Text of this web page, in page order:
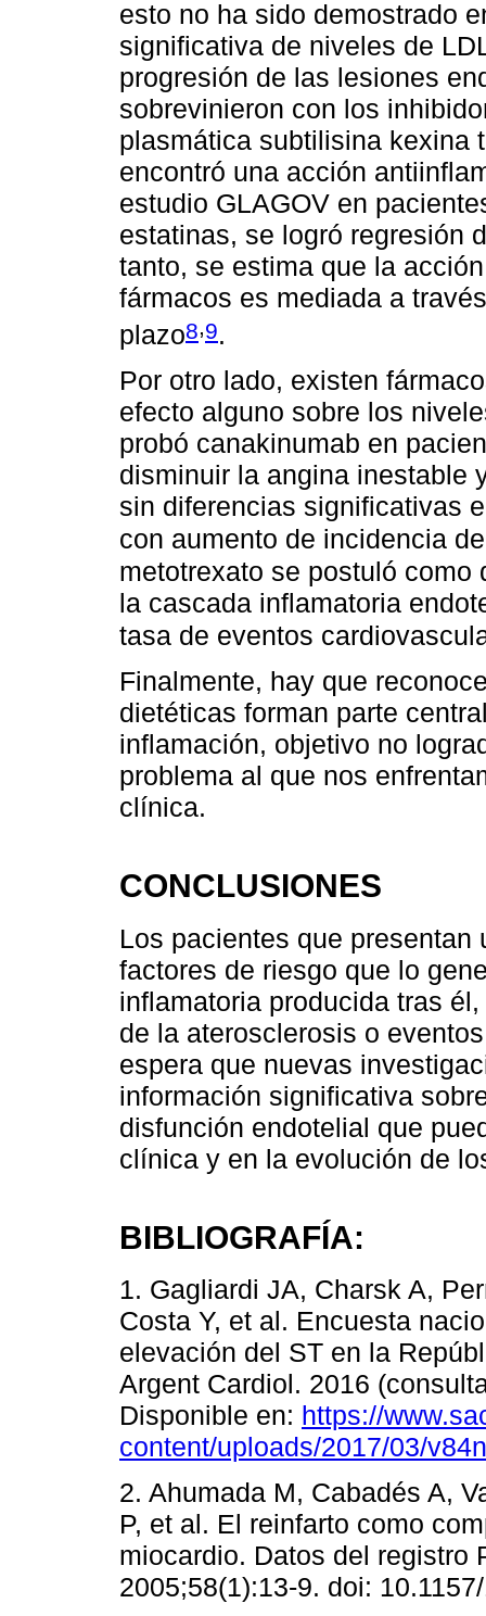
esto no ha sido demostrado
significativa de niveles de
progresión de las lesiones
sobrevinieron con los
plasmática subtilisina kexina
encontró una acción
estudio GLAGOV en
estatinas, se logró regresión
tanto, se estima que la
fármacos es mediada a
plazo8,9.
Por otro lado, existen
efecto alguno sobre los
probó canakinumab en
disminuir la angina inestable
sin diferencias significativas
con aumento de incidencia
metotrexato se postuló
la cascada inflamatoria
tasa de eventos
Finalmente, hay que
dietéticas forman parte
inflamación, objetivo no
problema al que nos
clínica.
CONCLUSIONES
Los pacientes que
factores de riesgo que lo
inflamatoria producida tras
de la aterosclerosis o
espera que nuevas
información significativa
disfunción endotelial que
clínica y en la evolución de
BIBLIOGRAFÍA:
1. Gagliardi JA, Charsk A,
Costa Y, et al. Encuesta
elevación del ST en la
Argent Cardiol. 2016
Disponible en: https://
content/uploads/2017/03/
2. Ahumada M, Cabadés A,
P, et al. El reinfarto como
miocardio. Datos del registro
2005;58(1):13-9. doi: